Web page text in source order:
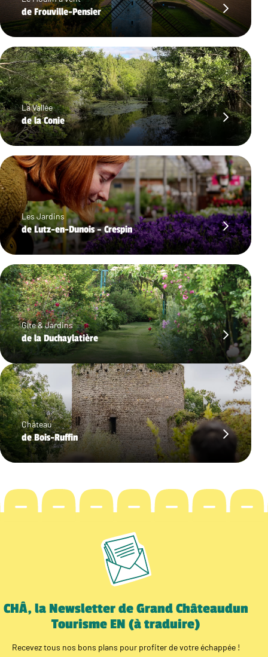
de Frouville-Pensier
La Vallée
de la Conie
Les Jardins
de Lutz-en-Dunois – Crespin
Gîte & Jardins
de la Duchaylatière
Château
de Bois-Ruffin
CHÂ, la Newsletter de Grand Châteaudun
Tourisme EN (à traduire)
Recevez tous nos bons plans pour profiter de votre échappée !